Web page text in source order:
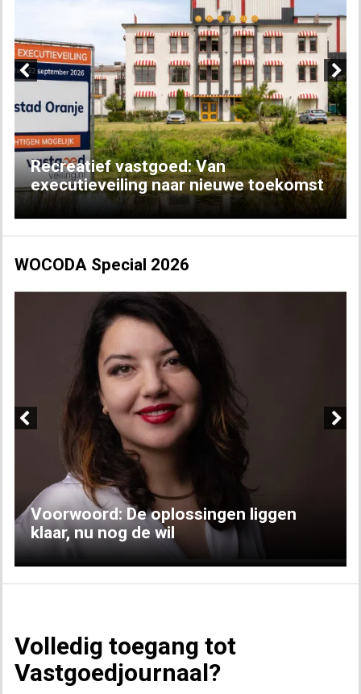
Recreatief vastgoed: Van
executieveiling naar nieuwe toekomst
Next
WOCODA Special 2026
Voorwoord: De oplossingen liggen
klaar, nu nog de wil
Volledig toegang tot
Vastgoedjournaal?